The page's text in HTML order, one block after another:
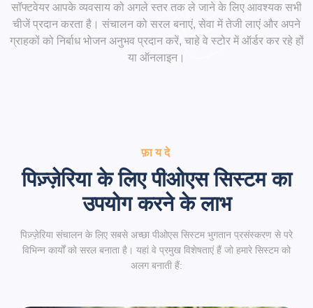
सॉफ्टवेयर आपके व्यवसाय को अगले स्तर तक ले जाने के लिए आवश्यक सभी
चीजें प्रदान करता है। संचालन को सरल बनाएं, सेवा में तेजी लाएं और अपने
ग्राहकों को निर्बाध भोजन अनुभव प्रदान करें, चाहे वे स्टोर में ऑर्डर कर रहे हों
या ऑनलाइन।
फ़ायदे
पिज़्ज़ेरिया के लिए पीओएस सिस्टम का
उपयोग करने के लाभ
पिज़्ज़ेरिया संचालन के लिए सबसे अच्छा पीओएस सिस्टम भुगतान प्रसंस्करण से परे
विभिन्न कार्यों को सरल बनाता है। यहां वे प्रमुख विशेषताएं हैं जो हमारे सिस्टम को
अलग बनाती हैं: